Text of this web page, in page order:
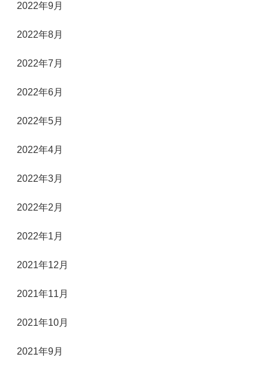
2022年9月
2022年8月
2022年7月
2022年6月
2022年5月
2022年4月
2022年3月
2022年2月
2022年1月
2021年12月
2021年11月
2021年10月
2021年9月